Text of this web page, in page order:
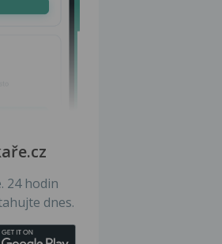
24 hodin
dnes.